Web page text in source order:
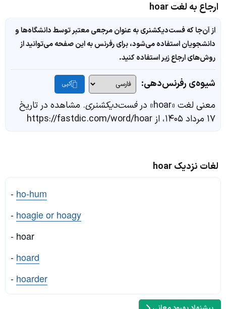
ارجاع به لغت hoar
از آن‌جا که فست‌دیکشنری به عنوان مرجعی معتبر توسط دانشگاه‌ها و
دانشجویان استفاده می‌شود، برای رفرنس به این صفحه می‌توانید از
روش‌های ارجاع زیر استفاده کنید.
شیوه‌ی رفرنس‌دهی: کپی
معنی لغت «hoar» در فست‌دیکشنری. مشاهده در تاریخ
۱۷ مرداد ۱۴۰۵، از https://fastdic.com/word/hoar
لغات نزدیک hoar
- ho-hum
- hoagie or hoagy
- hoar
- hoard
- hoarder